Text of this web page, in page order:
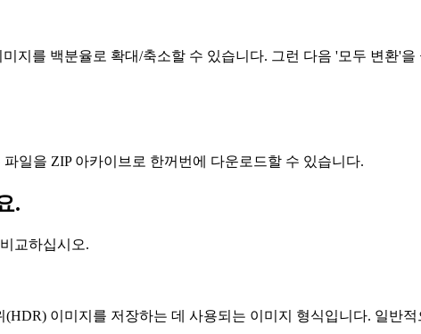
지를 백분율로 확대/축소할 수 있습니다. 그런 다음 '모두 변환'을
일을 ZIP 아카이브로 한꺼번에 다운로드할 수 있습니다.
.
교하십시오.
(HDR) 이미지를 저장하는 데 사용되는 이미지 형식입니다. 일반